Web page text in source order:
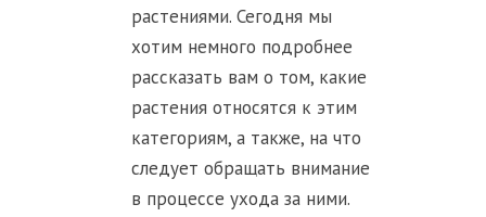
растениями. Сегодня мы
хотим немного подробнее
рассказать вам о том, какие
растения относятся к этим
категориям, а также, на что
следует обращать внимание
в процессе ухода за ними.